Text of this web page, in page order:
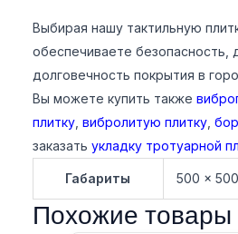
Выбирая нашу тактильную
обеспечиваете безопасность,
долговечность покрытия в
Вы можете купить также
плитку, вибролитую плитку,
заказать укладку тротуарной
Габариты 500 ×
Похожие товары